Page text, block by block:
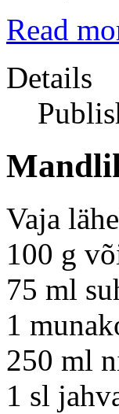
Read
Details
Vaja
100 g
75 ml
1
250 ml
1 sl